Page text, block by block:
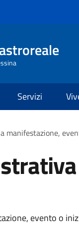
Servizi
manifestazione,
evento o